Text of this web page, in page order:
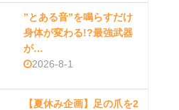
”とある音”を鳴らすだけ
身体が変わる!?最強武器
が…
2026-8-1
【夏休み企画】足の爪を2